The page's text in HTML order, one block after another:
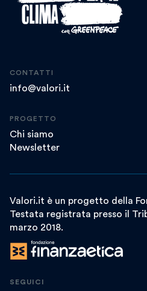
CONTATTI
info@valori.it
PROGETTO
Chi siamo
Newsletter
Valori.it è un progetto della
Testata registrata presso il
marzo 2018.
SEGUICI